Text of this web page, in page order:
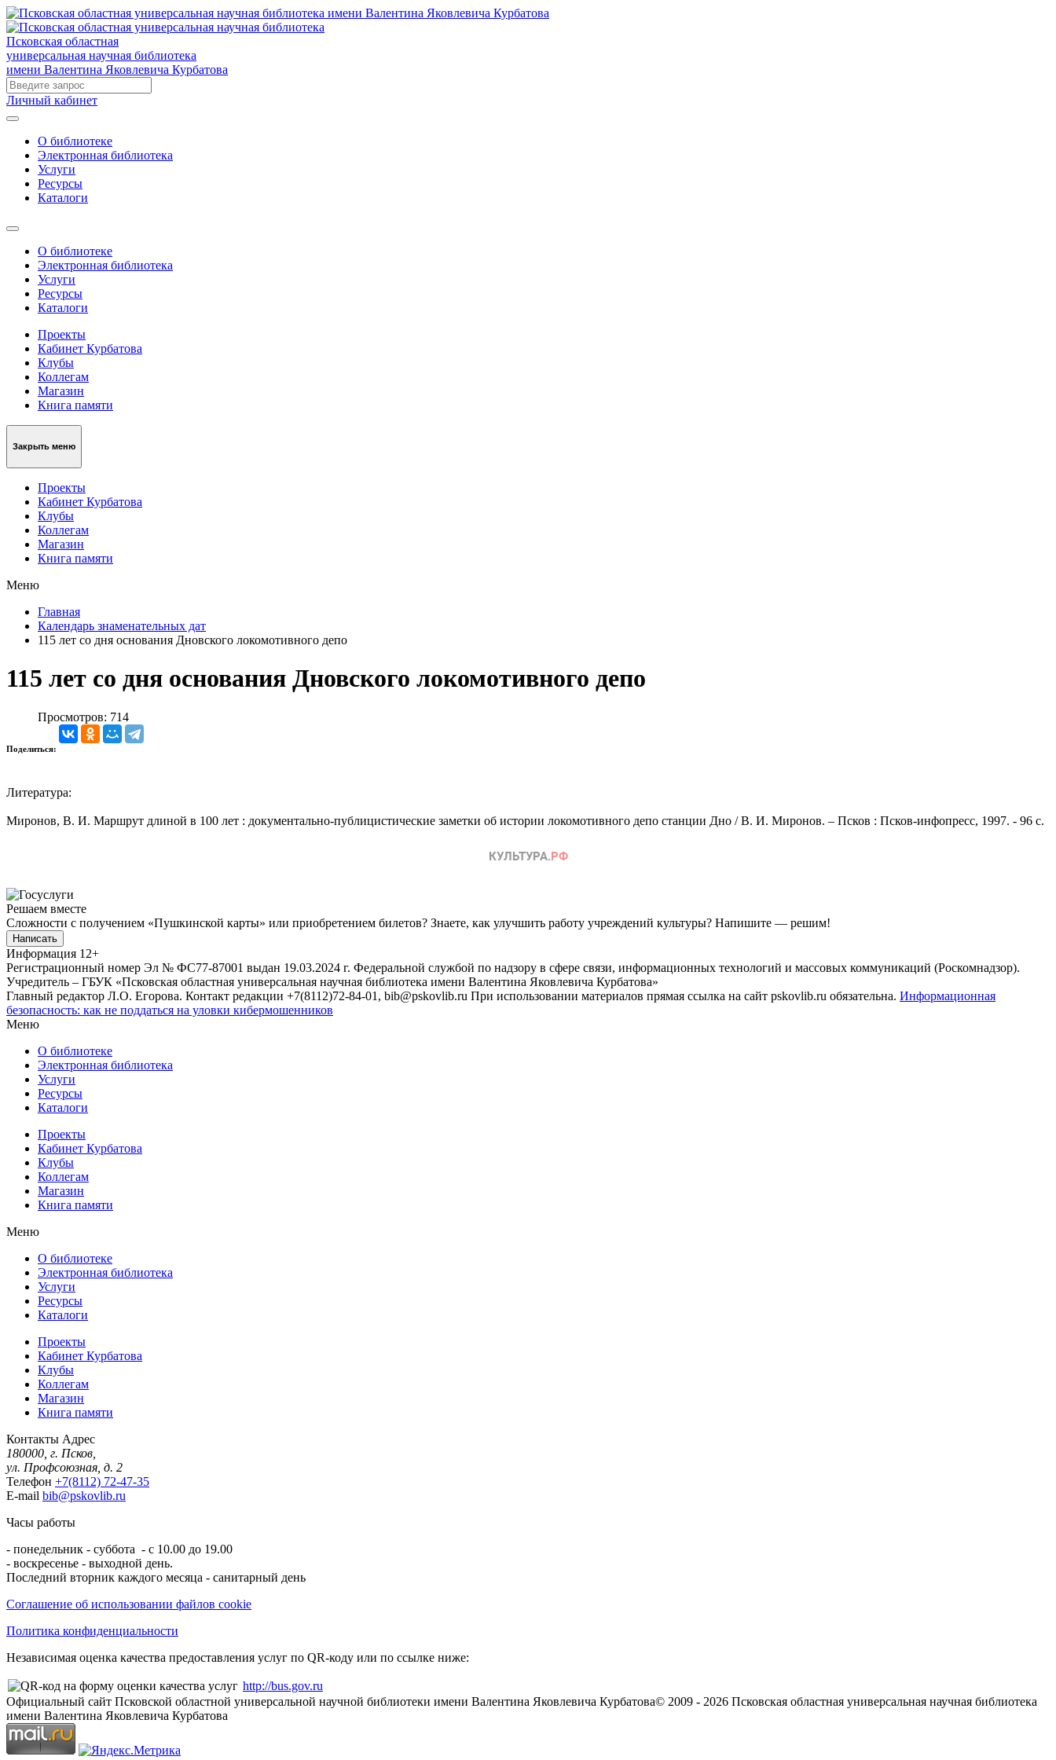
Псковская областная
универсальная научная библиотека
имени Валентина Яковлевича Курбатова
Личный кабинет
О библиотеке
Электронная библиотека
Услуги
Ресурсы
Каталоги
О библиотеке
Электронная библиотека
Услуги
Ресурсы
Каталоги
Проекты
Кабинет Курбатова
Клубы
Коллегам
Магазин
Книга памяти
Закрыть меню
Проекты
Кабинет Курбатова
Клубы
Коллегам
Магазин
Книга памяти
Меню
Главная
Календарь знаменательных дат
115 лет со дня основания Дновского локомотивного депо
115 лет со дня основания Дновского локомотивного депо
Просмотров: 714
Поделиться:
Литература:
Миронов, В. И. Маршрут длиной в 100 лет : документально-публицистические заметки об истории локомотивного депо станции Дно / В. И. Миронов. – Псков : Псков-инфопресс, 1997. - 96 с.
Решаем вместе
Сложности с получением «Пушкинской карты» или приобретением билетов? Знаете, как улучшить работу учреждений культуры? Напишите — решим!
Написать
Информация 12+
Регистрационный номер Эл № ФС77-87001 выдан 19.03.2024 г. Федеральной службой по надзору в сфере связи, информационных технологий и массовых коммуникаций (Роскомнадзор).
Учредитель – ГБУК «Псковская областная универсальная научная библиотека имени Валентина Яковлевича Курбатова»
Главный редактор Л.О. Егорова. Контакт редакции +7(8112)72-84-01, bib@pskovlib.ru При использовании материалов прямая ссылка на сайт pskovlib.ru обязательна. Информационная
безопасность: как не поддаться на уловки кибермошенников
Меню
О библиотеке
Электронная библиотека
Услуги
Ресурсы
Каталоги
Проекты
Кабинет Курбатова
Клубы
Коллегам
Магазин
Книга памяти
Меню
О библиотеке
Электронная библиотека
Услуги
Ресурсы
Каталоги
Проекты
Кабинет Курбатова
Клубы
Коллегам
Магазин
Книга памяти
Контакты Адрес
180000, г. Псков,
ул. Профсоюзная, д. 2
Телефон +7(8112) 72-47-35
E-mail bib@pskovlib.ru
Часы работы
- понедельник - суббота - с 10.00 до 19.00
- воскресенье - выходной день.
Последний вторник каждого месяца - санитарный день
Соглашение об использовании файлов cookie
Политика конфиденциальности
Независимая оценка качества предоставления услуг по QR-коду или по ссылке ниже:
http://bus.gov.ru
Официальный сайт Псковской областной универсальной научной библиотеки имени Валентина Яковлевича Курбатова© 2009 - 2026 Псковская областная универсальная научная библиотека
имени Валентина Яковлевича Курбатова